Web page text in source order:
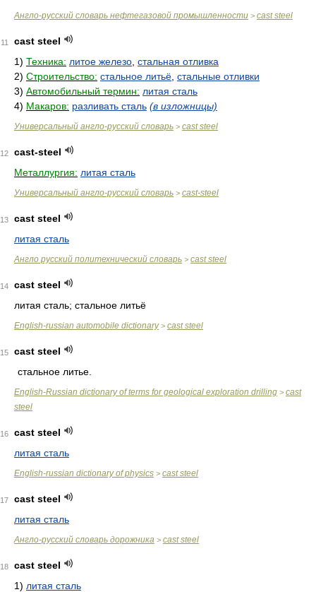
Англо-русский словарь нефтегазовой промышленности > cast steel
11
cast steel
1) Техника: литое железо стальная отливка
2) Строительство: стальное литьё стальные отливки
3) Автомобильный термин: литая сталь
4) Макаров: разливать сталь (в изложницы)
Универсальный англо-русский словарь > cast steel
12
cast-steel
Металлургия: литая сталь
Универсальный англо-русский словарь > cast-steel
13
cast steel
литая сталь
Англо русский политехнический словарь > cast steel
14
cast steel
литая сталь; стальное литьё
English-russian automobile dictionary> cast steel
15
cast steel
стальное литье.
English-Russian dictionary of terms for geological exploration drilling > cast
steel
16
cast steel
литая сталь
English-russian dictionary of physics > cast steel
17
cast steel
литая сталь
Англо-русский словарь дорожника > cast steel
18
cast steel
1) литая сталь